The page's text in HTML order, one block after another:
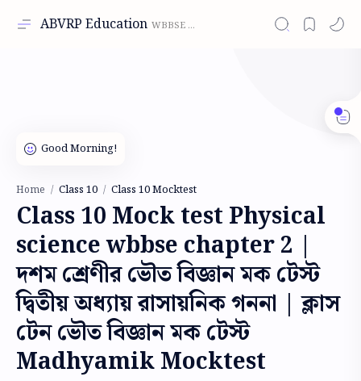
ABVRP Education
Home Class 10 Class 10 Mocktest
Class 10 Mock test Physical
science wbbse chapter 2 |
দশম শ্রেণীর ভৌত বিজ্ঞান মক টেস্ট
দ্বিতীয় অধ্যায় রাসায়নিক গননা | ক্লাস
টেন ভৌত বিজ্ঞান মক টেস্ট
Madhyamik Mocktest